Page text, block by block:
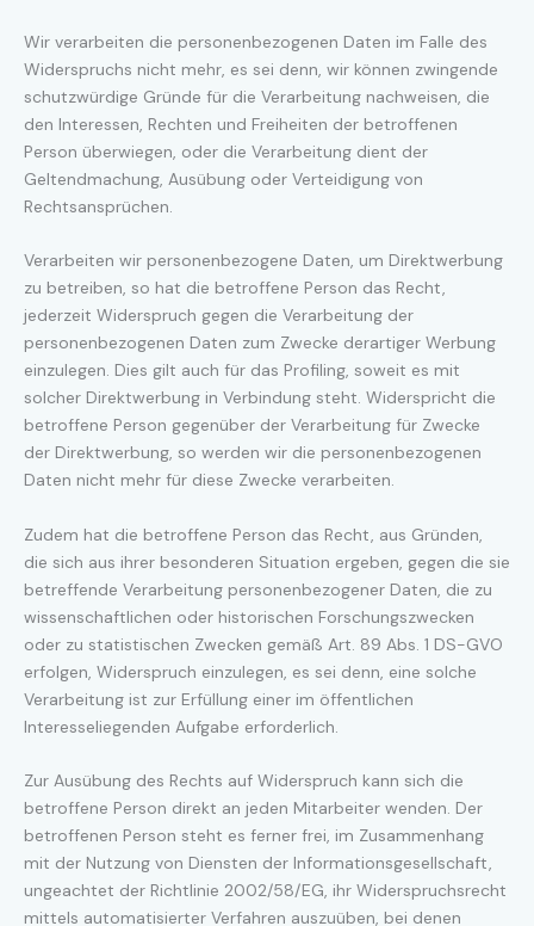
Wir verarbeiten die personenbezogenen Daten im Falle des
Widerspruchs nicht mehr, es sei denn, wir können zwingende
schutzwürdige Gründe für die Verarbeitung nachweisen, die
den Interessen, Rechten und Freiheiten der betroffenen
Person überwiegen, oder die Verarbeitung dient der
Geltendmachung, Ausübung oder Verteidigung von
Rechtsansprüchen.
Verarbeiten wir personenbezogene Daten, um Direktwerbung
zu betreiben, so hat die betroffene Person das Recht,
jederzeit Widerspruch gegen die Verarbeitung der
personenbezogenen Daten zum Zwecke derartiger Werbung
einzulegen. Dies gilt auch für das Profiling, soweit es mit
solcher Direktwerbung in Verbindung steht. Widerspricht die
betroffene Person gegenüber der Verarbeitung für Zwecke
der Direktwerbung, so werden wir die personenbezogenen
Daten nicht mehr für diese Zwecke verarbeiten.
Zudem hat die betroffene Person das Recht, aus Gründen,
die sich aus ihrer besonderen Situation ergeben, gegen die sie
betreffende Verarbeitung personenbezogener Daten, die zu
wissenschaftlichen oder historischen Forschungszwecken
oder zu statistischen Zwecken gemäß Art. 89 Abs. 1 DS-GVO
erfolgen, Widerspruch einzulegen, es sei denn, eine solche
Verarbeitung ist zur Erfüllung einer im öffentlichen
Interesseliegenden Aufgabe erforderlich.
Zur Ausübung des Rechts auf Widerspruch kann sich die
betroffene Person direkt an jeden Mitarbeiter wenden. Der
betroffenen Person steht es ferner frei, im Zusammenhang
mit der Nutzung von Diensten der Informationsgesellschaft,
ungeachtet der Richtlinie 2002/58/EG, ihr Widerspruchsrecht
mittels automatisierter Verfahren auszuüben, bei denen